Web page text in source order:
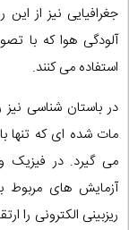
جغرافیایی نیز از
آلودگی هوا که با
استفاده می کنند.
در باستان شناسی
مات شده ای که تنها
می گیرد. در فیزیک و
آزمایش های مربوط
ریزبینی الکترونی را